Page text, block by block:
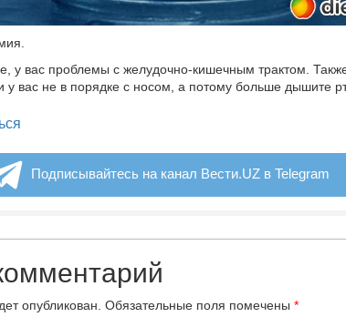
у вас проблемы с желудочно-кишечным трактом.
у вас не в порядке с носом, а потому больше дышите
Подписывайтесь на канал Вести.UZ в Telegram
опубликован. Обязательные поля помечены *